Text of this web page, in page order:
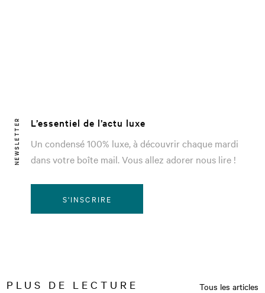
NEWSLETTER
L’essentiel de l’actu luxe
Un condensé 100% luxe, à découvrir chaque mardi
dans votre boîte mail. Vous allez adorer nous lire !
S'INSCRIRE
PLUS DE LECTURE Tous les articles